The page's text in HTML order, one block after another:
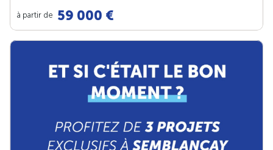
à partir de 59 000 €